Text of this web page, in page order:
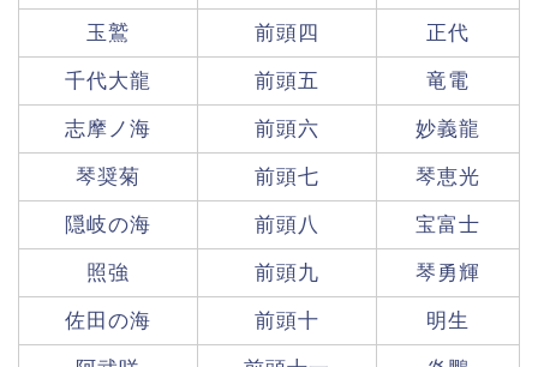
玉鷲 前頭四 正代
千代大龍 前頭五 竜電
志摩ノ海 前頭六 妙義龍
琴奨菊 前頭七 琴恵光
隠岐の海 前頭八 宝富士
照強 前頭九 琴勇輝
佐田の海 前頭十 明生